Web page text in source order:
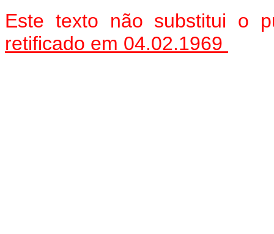
Este texto não substitui o
retificado em 04.02.1969